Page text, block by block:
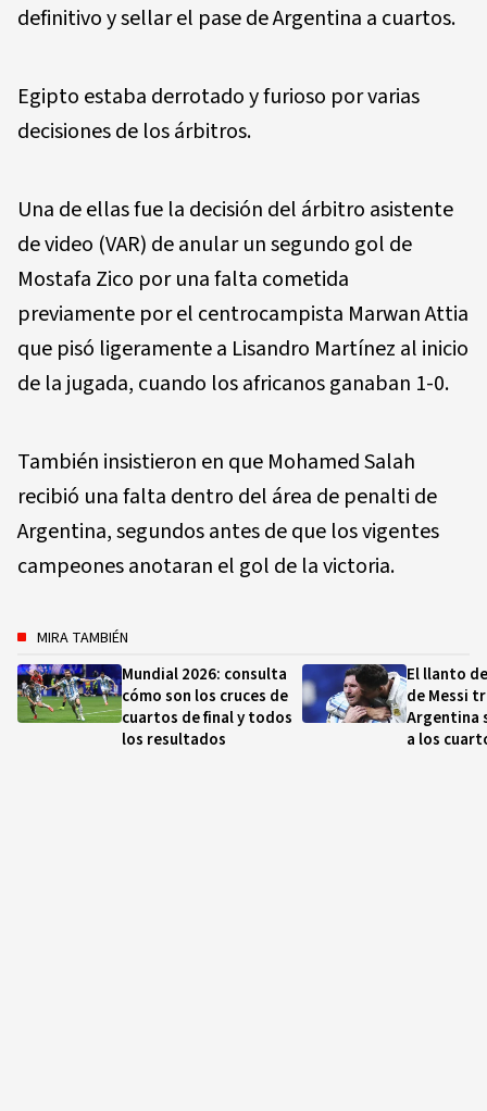
definitivo y sellar el pase de Argentina a cuartos.
Egipto estaba derrotado y furioso por varias
decisiones de los árbitros.
Una de ellas fue la decisión del árbitro asistente
de video (VAR) de anular un segundo gol de
Mostafa Zico por una falta cometida
previamente por el centrocampista Marwan Attia
que pisó ligeramente a Lisandro Martínez al inicio
de la jugada, cuando los africanos ganaban 1-0.
También insistieron en que Mohamed Salah
recibió una falta dentro del área de penalti de
Argentina, segundos antes de que los vigentes
campeones anotaran el gol de la victoria.
MIRA TAMBIÉN
Mundial 2026: consulta
cómo son los cruces de
cuartos de final y todos
los resultados
El llanto
de Messi
Argentina
a los